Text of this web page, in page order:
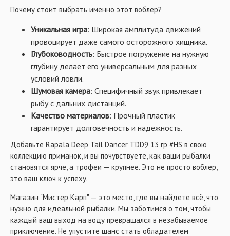
Почему стоит выбрать именно этот воблер?
Уникальная игра: Широкая амплитуда движений
провоцирует даже самого осторожного хищника.
Глубоководность: Быстрое погружение на нужную
глубину делает его универсальным для разных
условий ловли.
Шумовая камера: Специфичный звук привлекает
рыбу с дальних дистанций.
Качество материалов: Прочный пластик
гарантирует долговечность и надежность.
Добавьте Rapala Deep Tail Dancer TDD9 13 гр #HS в свою
коллекцию приманок, и вы почувствуете, как ваши рыбалки
становятся ярче, а трофеи — крупнее. Это не просто воблер,
это ваш ключ к успеху.
Магазин "Мистер Карп" — это место, где вы найдете всё, что
нужно для идеальной рыбалки. Мы заботимся о том, чтобы
каждый ваш выход на воду превращался в незабываемое
приключение. Не упустите шанс стать обладателем